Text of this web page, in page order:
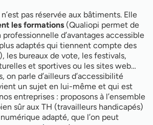
pas réservée aux bâtiments. Elle
les formations (Qualiopi permet de
d’avantages accessible
adaptés qui tiennent compte des
les bureaux de vote, les festivals,
et sportives ou les sites web…
on parle d’ailleurs d’accessibilité
un sujet en lui-même et qui est
entreprises : proposons à l’ensemble
sûr aux TH (travailleurs handicapés)
adapté, que l’on peut